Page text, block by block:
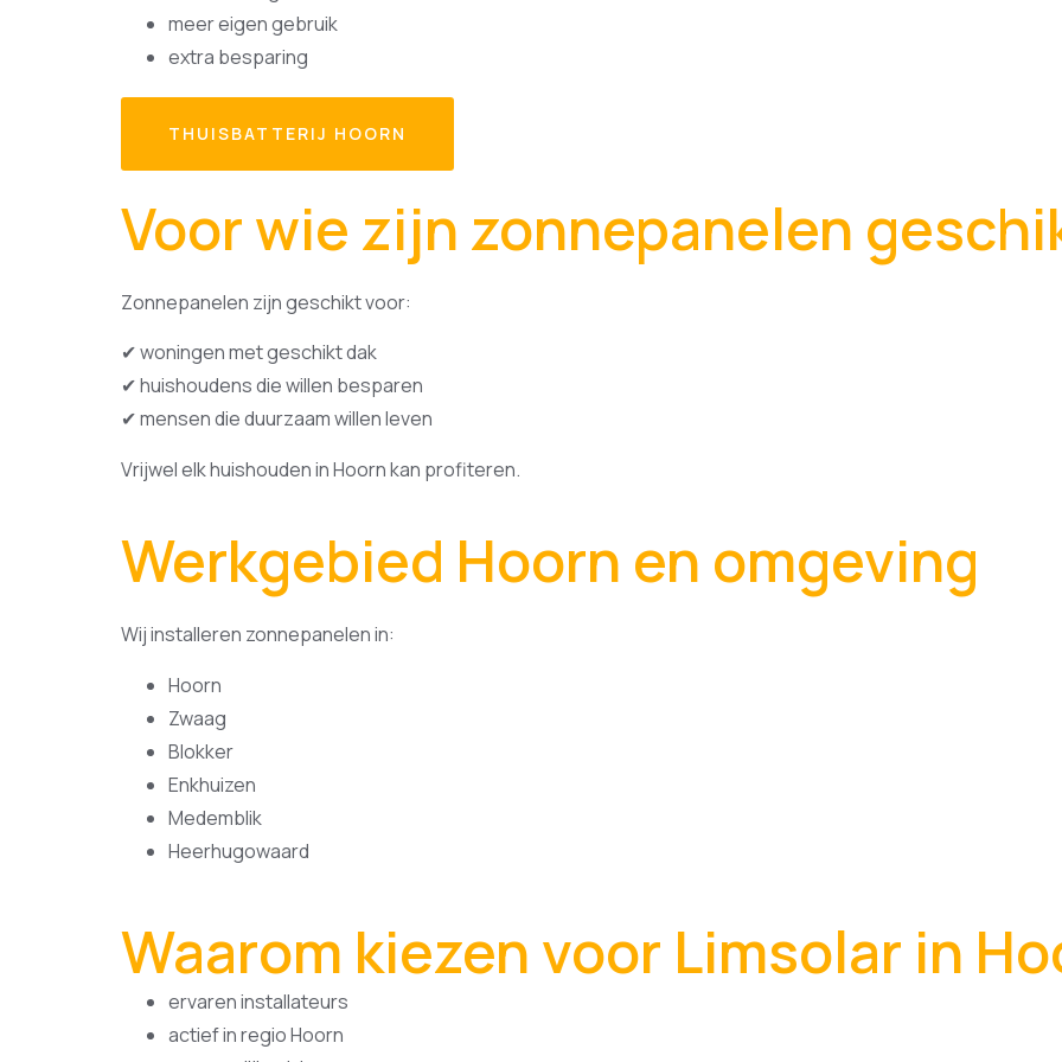
meer eigen gebruik
extra besparing
THUISBATTERIJ HOORN
Voor wie zijn zonnepanelen
Zonnepanelen zijn geschikt voor:
✔ woningen met geschikt dak
✔ huishoudens die willen besparen
✔ mensen die duurzaam willen leven
Vrijwel elk huishouden in Hoorn kan profiteren.
Werkgebied Hoorn en omgeving
Wij installeren zonnepanelen in:
Hoorn
Zwaag
Blokker
Enkhuizen
Medemblik
Heerhugowaard
Waarom kiezen voor Limsolar in
ervaren installateurs
actief in regio Hoorn